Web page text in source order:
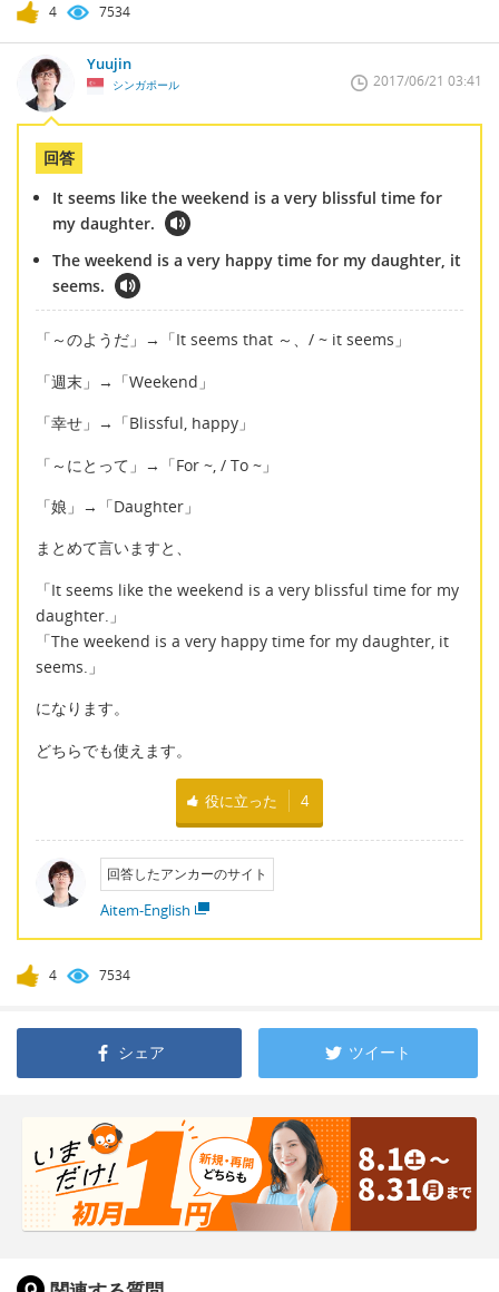
4 7534
Yuujin
シンガポール 2017/06/21 03:41
回答
It seems like the weekend is a very blissful time for
my daughter.
The weekend is a very happy time for my daughter, it
seems.
「～のようだ」→「It seems that ～、/ ~ it seems」
「週末」→「Weekend」
「幸せ」→「Blissful, happy」
「～にとって」→「For ~, / To ~」
「娘」→「Daughter」
まとめて言いますと、
「It seems like the weekend is a very blissful time for my
daughter.」
「The weekend is a very happy time for my daughter, it
seems.」
になります。
どちらでも使えます。
役に立った 4
回答したアンカーのサイト
Aitem-English
4 7534
シェア ツイート